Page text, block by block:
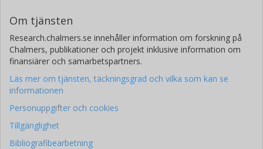
Om tjänsten
Research.chalmers.se innehåller information om forskning på
Chalmers, publikationer och projekt inklusive information om
finansiärer och samarbetspartners.
Läs mer om tjänsten, täckningsgrad och vilka som kan se
informationen
Personuppgifter och cookies
Tillgänglighet
Bibliografibearbetning